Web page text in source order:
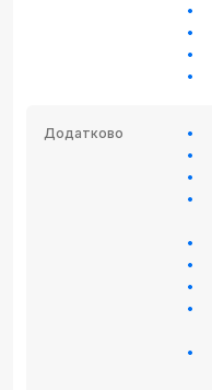
Додатково